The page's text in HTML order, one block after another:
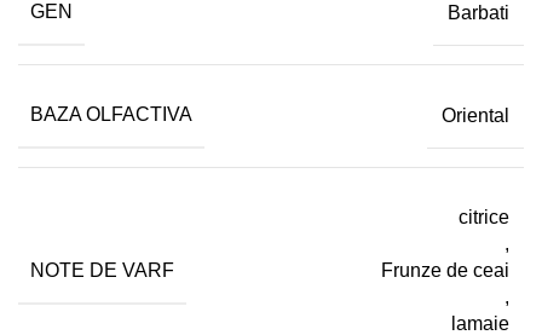
GEN Barbati
BAZA OLFACTIVA Oriental
NOTE DE VARF
citrice
,
Frunze de ceai
,
lamaie